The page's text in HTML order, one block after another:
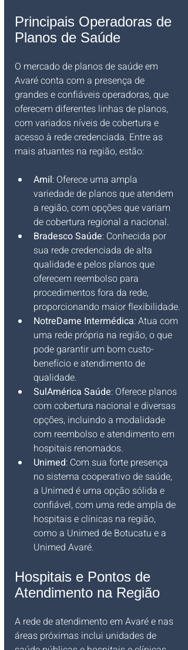
Principais Operadoras de
Planos de Saúde
O mercado de planos de saúde em
Avaré conta com a presença de
grandes e confiáveis operadoras, que
oferecem diferentes linhas de planos,
com variados níveis de cobertura e
acesso à rede credenciada. Entre as
mais atuantes na região, estão:
Amil: Oferece uma ampla
variedade de planos que atendem
a região, com opções que variam
de cobertura regional a nacional.
Bradesco Saúde: Conhecida por
sua rede credenciada de alta
qualidade e pelos planos que
oferecem reembolso para
procedimentos fora da rede,
proporcionando maior flexibilidade.
NotreDame Intermédica: Atua com
uma rede própria na região, o que
pode garantir um bom custo-
benefício e atendimento de
qualidade.
SulAmérica Saúde: Oferece planos
com cobertura nacional e diversas
opções, incluindo a modalidade
com reembolso e atendimento em
hospitais renomados.
Unimed: Com sua forte presença
no sistema cooperativo de saúde,
a Unimed é uma opção sólida e
confiável, com uma rede ampla de
hospitais e clínicas na região,
como a Unimed de Botucatu e a
Unimed Avaré.
Hospitais e Pontos de
Atendimento na Região
A rede de atendimento em Avaré e nas
áreas próximas inclui unidades de